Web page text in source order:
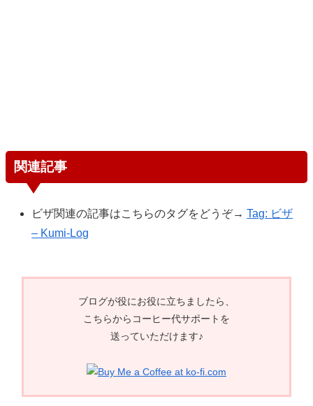
関連記事
ビザ関連の記事はこちらのタグをどうぞ→Tag: ビザ
– Kumi-Log
ブログが役にお役に立ちましたら、
こちらからコーヒー代サポートを
送っていただけます♪